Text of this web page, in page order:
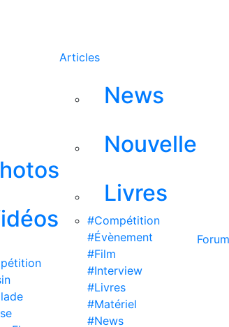
Articles
News
Nouvelle
Livres
#Compétition
#Évènement
#Film
#Interview
#Livres
#Matériel
#News
Forum